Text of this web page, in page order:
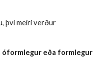
því meiri verður
óformlegur eða formlegur